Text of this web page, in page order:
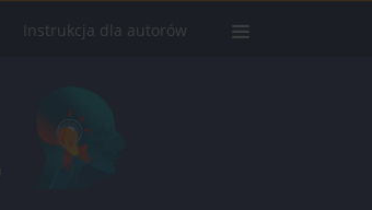
Instrukcja dla autorów